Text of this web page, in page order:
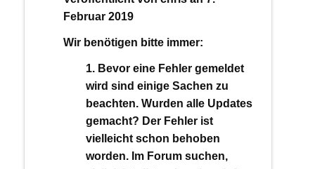
Februar 2019
Wir benötigen bitte immer:
Bevor eine Fehler gemeldet
wird sind einige Sachen zu
beachten. Wurden alle Updates
gemacht? Der Fehler ist
vielleicht schon behoben
worden. Im Forum suchen,